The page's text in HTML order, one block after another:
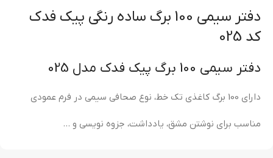
دفتر سیمی 100 برگ ساده رنگی پیک فدک
کد 025
دفتر سیمی 100 برگ پیک فدک مدل 025
دارای 100 برگ کاغذی تک خط، نوع صحافی سیمی در فرم عمودی
مناسب برای نوشتن مشق، یادداشت، جزوه نویسی و …